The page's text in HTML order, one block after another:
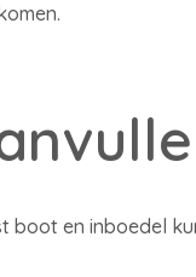
boot en inboedel